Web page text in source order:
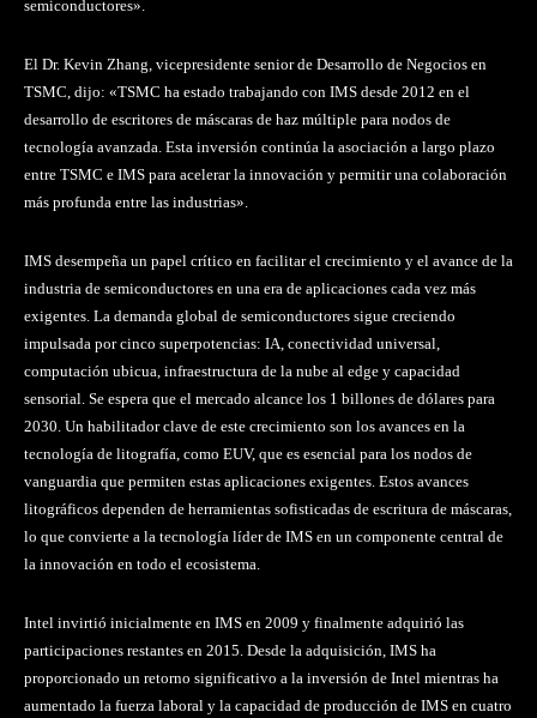
semiconductores».
El Dr. Kevin Zhang, vicepresidente senior de Desarrollo de Negocios en
TSMC, dijo: «TSMC ha estado trabajando con IMS desde 2012 en el
desarrollo de escritores de máscaras de haz múltiple para nodos de
tecnología avanzada. Esta inversión continúa la asociación a largo plazo
entre TSMC e IMS para acelerar la innovación y permitir una colaboración
más profunda entre las industrias».
IMS desempeña un papel crítico en facilitar el crecimiento y el avance de la
industria de semiconductores en una era de aplicaciones cada vez más
exigentes. La demanda global de semiconductores sigue creciendo
impulsada por cinco superpotencias: IA, conectividad universal,
computación ubicua, infraestructura de la nube al edge y capacidad
sensorial. Se espera que el mercado alcance los 1 billones de dólares para
2030. Un habilitador clave de este crecimiento son los avances en la
tecnología de litografía, como EUV, que es esencial para los nodos de
vanguardia que permiten estas aplicaciones exigentes. Estos avances
litográficos dependen de herramientas sofisticadas de escritura de máscaras,
lo que convierte a la tecnología líder de IMS en un componente central de
la innovación en todo el ecosistema.
Intel invirtió inicialmente en IMS en 2009 y finalmente adquirió las
participaciones restantes en 2015. Desde la adquisición, IMS ha
proporcionado un retorno significativo a la inversión de Intel mientras ha
aumentado la fuerza laboral y la capacidad de producción de IMS en cuatro